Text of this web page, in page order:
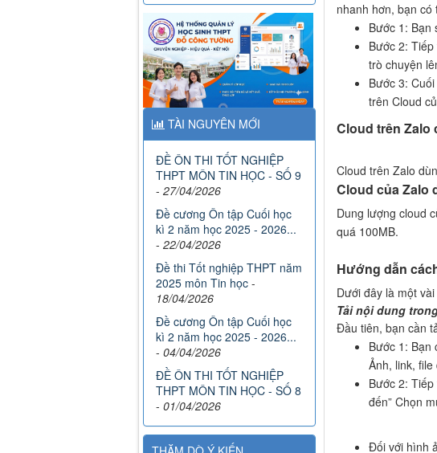
nhanh hơn, bạn
Bước 1: Bạn
Bước 2:
trò chuyện
Bước 3:
trên Cloud
Cloud trên Zalo
Cloud trên Zalo
Cloud của Zalo
Dung lượng cloud
quá 100MB.
Hướng dẫn
Dưới đây là một
Tải nội dung
Đầu tiên, bạn cần
Bước 1: Bạn
Ảnh, link, file
Bước 2:
đến” Chọn
Đối với hình
TÀI NGUYÊN MỚI
ĐỀ ÔN THI TỐT NGHIỆP
THPT MÔN TIN HỌC - SỐ 9
- 27/04/2026
Đề cương Ôn tập Cuối học
kì 2 năm học 2025 - 2026...
- 22/04/2026
Đề thi Tốt nghiệp THPT năm
2025 môn Tin học -
18/04/2026
Đề cương Ôn tập Cuối học
kì 2 năm học 2025 - 2026...
- 04/04/2026
ĐỀ ÔN THI TỐT NGHIỆP
THPT MÔN TIN HỌC - SỐ 8
- 01/04/2026